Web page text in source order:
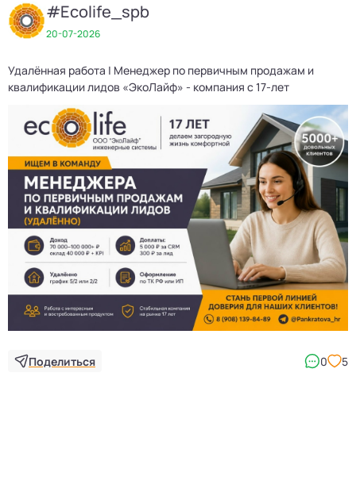
#Ecolife_spb
20-07-2026
Удалённая работа | Менеджер по первичным продажам и
квалификации лидов «ЭкоЛайф» - компания с 17-лет
Поделиться 0 5